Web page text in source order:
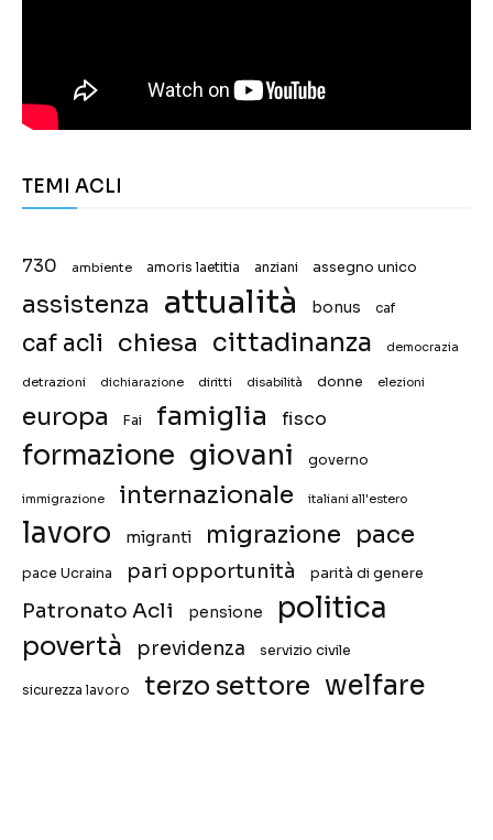
TEMI ACLI
730 ambiente amoris laetitia anziani assegno unico
assistenza attualità bonus caf
caf acli chiesa cittadinanza democrazia
detrazioni dichiarazione diritti disabilità donne elezioni
europa Fai famiglia fisco
formazione giovani governo
immigrazione internazionale italiani all'estero
lavoro migranti migrazione pace
pace Ucraina pari opportunità parità di genere
Patronato Acli pensione politica
povertà previdenza servizio civile
sicurezza lavoro terzo settore welfare